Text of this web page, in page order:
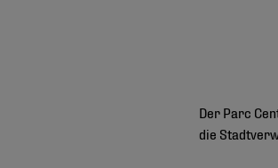
Der Parc
die